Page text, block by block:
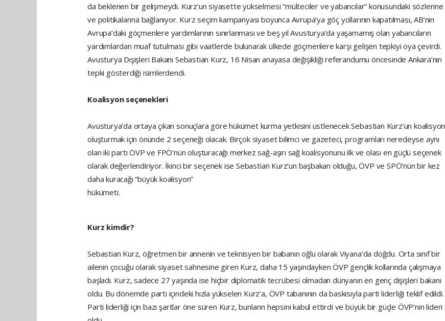
da beklenen bir gelişmeydi. Kurz’un siyasette yükselmesi “mülteciler ve yabancılar” konusundaki sözlerine
ve politikalarına bağlanıyor. Kurz seçim kampanyası boyunca Avrupa’ya göç yollarının kapatılması, AB’nin
Avrupa’daki göçmenlere yardımlarının sınırlanması ve beş yıl Avusturya’da yaşamamış olan yabancıların
yardımlardan muaf tutulması gibi vaatlerde bulunarak ülkede göçmenlere karşı gelişen tepkiyi oya çevirdi.
Avusturya Dışişleri Bakanı Sebastian Kurz, 16 Nisan anayasa değişikliği referandumu öncesinde Ankara’nın
tepki gösterdiği isimlerdendi.
Koalisyon seçenekleri
Avusturya’da ortaya çıkan sonuçlara göre hükümet kurma yetkisini üstlenecek Sebastian Kurz’un koalisyon
oluşturmak için önünde 2 seçeneği olacak. Birçok siyaset bilimci ve gazeteci, programları neredeyse aynı
olan iki parti ÖVP ve FPÖ’nün oluşturacağı merkez sağ-aşırı sağ koalisyonunu ilk ve olası en güçlü seçenek
olarak değerlendiriyor. İkinci bir seçenek ise Sebastian Kurz’un başbakan olduğu, ÖVP ve SPÖ’nün bir kez
daha kuracağı “büyük koalisyon”
hükümeti.
Kurz kimdir?
Sebastian Kurz, öğretmen bir annenin ve teknisyen bir babanın oğlu olarak Viyana’da doğdu. Orta sınıf bir
ailenin çocuğu olarak siyaset sahnesine giren Kurz, daha 15 yaşındayken ÖVP gençlik kollarında çalışmaya
başladı. Kurz, sadece 27 yaşında ise hiçbir diplomatik tecrübesi olmadan dünyanın en genç dışişleri bakanı
oldu. Bu dönemde parti içindeki hızla yükselen Kurz’a, ÖVP tabanının da baskısıyla parti liderliği teklif edildi.
Parti liderliği için bazı şartlar öne süren Kurz, bunların hepsini kabul ettirdi ve büyük bir güçle ÖVP’nin lideri